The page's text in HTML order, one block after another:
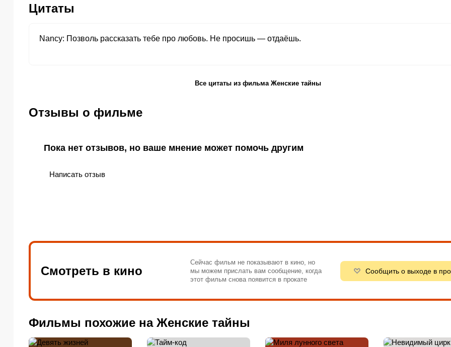
Цитаты
Nancy Позволь рассказать тебе про любовь. Не просишь — отдаёшь.
Все цитаты из фильма Женские тайны
Отзывы о фильме
Пока нет отзывов, но ваше мнение может помочь другим
Написать отзыв
Смотреть в кино
Сейчас фильм не показывают в кино, но
мы можем прислать вам сообщение, когда
этот фильм снова появится в прокате
Сообщить о выходе в
Фильмы похожие на Женские тайны